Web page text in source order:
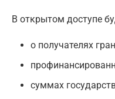
В открытом доступе
о получателях
суммах